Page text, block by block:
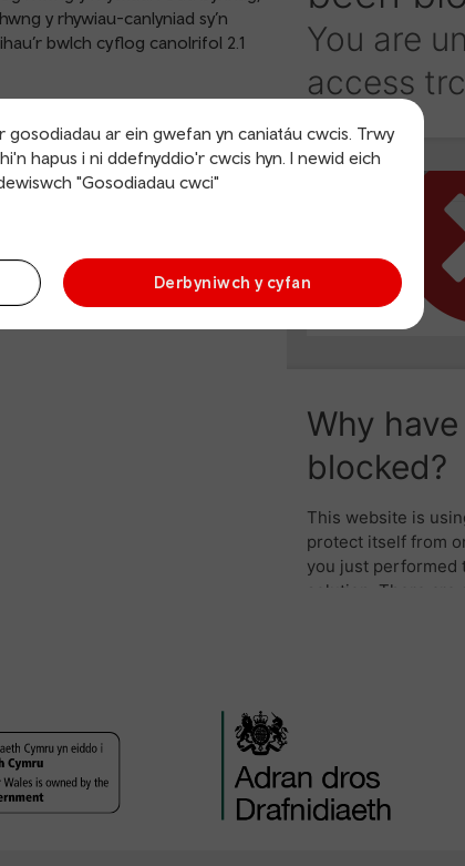
gosodiadau ar ein gwefan yn caniatáu cwcis. Trwy
hapus i ni ddefnyddio'r cwcis hyn. I newid eich
"Gosodiadau cwci"
Derbyniwch y cyfan
y rhywiau-canlyniad sy’n
bwlch cyflog canolrifol 2.1
Adroddiad Bwlch
y Rhywiau 2024